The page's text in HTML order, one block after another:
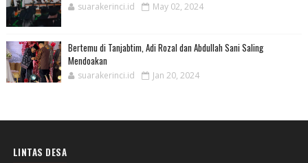
suarakerinci.id May 02, 2024
Bertemu di Tanjabtim, Adi Rozal dan Abdullah Sani Saling
Mendoakan
suarakerinci.id Jan 20, 2024
LINTAS DESA